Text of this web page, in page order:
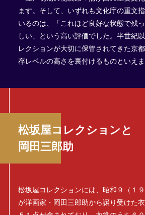
ます。そして、いずれも文化庁の重文
いるのは、「これほど良好な状態で残
しい」という高い評価でした。半世紀
レクションが大切に保管されてきた京
存レベルの高さを裏付けるものといえま
松坂屋コレクションと
岡田三郎助
松坂屋コレクションには、昭和９（１
が洋画家・岡田三郎助から譲り受けた